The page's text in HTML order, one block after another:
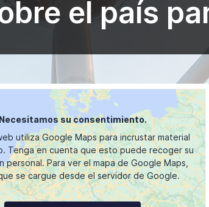
el país
Necesitamos su consentimiento.
utiliza Google Maps para incrustar material
Tenga en cuenta que esto puede recoger su
personal. Para ver el mapa de Google Maps,
se cargue desde el servidor de Google.